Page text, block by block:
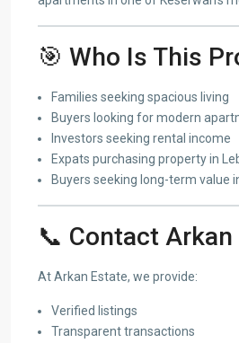
🎯 Who Is This
Families seeking spacious living
Buyers looking for modern
Investors seeking rental income
Expats purchasing property in
Buyers seeking long-term value
📞 Contact
At Arkan Estate, we provide:
Verified listings
Transparent transactions